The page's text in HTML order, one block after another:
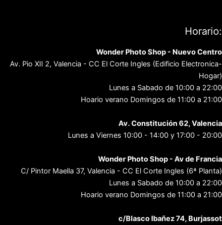
Horario:
Wonder Photo Shop - Nuevo Centro
Av. Pio XII 2, Valencia - CC El Corte Ingles (Edificio Electronica-
Hogar)
Lunes a Sabado de 10:00 a 22:00
Hoario verano Domingos de 11:00 a 21:00
Av. Constitución 62, Valencia
Lunes a Viernes 10:00 - 14:00 y 17:00 - 20:00
Wonder Photo Shop - Av de Francia
C/ Pintor Maella 37, Valencia - CC El Corte Ingles (6ª Planta)
Lunes a Sabado de 10:00 a 22:00
Hoario verano Domingos de 11:00 a 21:00
c/Blasco Ibañez 74, Burjassot